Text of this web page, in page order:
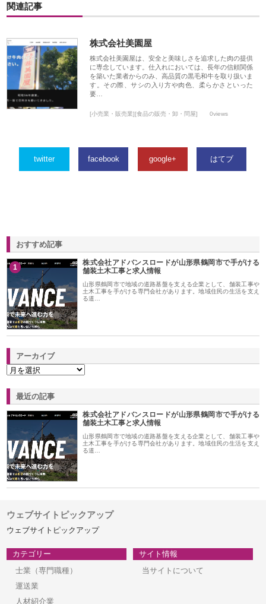
関連記事
株式会社美園屋
株式会社美園屋は、安全と美味しさを追求した肉の提供
に専念しています。仕入れにおいては、長年の信頼関係
を築いた業者からのみ、高品質の黒毛和牛を取り扱いま
す。その際、サシの入り方や肉色、柔らかさといった
要…
[小売業・販売業][食品の販売・卸・問屋] 0views
twitter facebook google+ はてブ
おすすめ記事
1
株式会社アドバンスロードが山形県鶴岡市で手がける
舗装土木工事と求人情報
山形県鶴岡市で地域の道路基盤を支える企業として、舗装工事や
土木工事を手がける専門会社があります。地域住民の生活を支え
る道…
アーカイブ
最近の記事
株式会社アドバンスロードが山形県鶴岡市で手がける
舗装土木工事と求人情報
山形県鶴岡市で地域の道路基盤を支える企業として、舗装工事や
土木工事を手がける専門会社があります。地域住民の生活を支え
る道…
ウェブサイトピックアップ
ウェブサイトピックアップ
カテゴリー
士業（専門職種）
運送業
人材紹介業
サイト情報
当サイトについて